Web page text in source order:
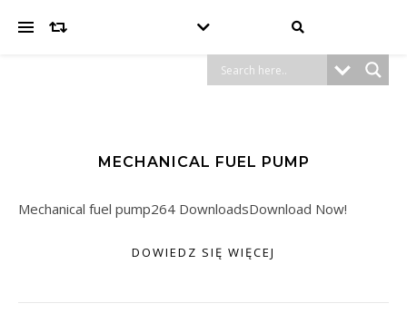
MECHANICAL FUEL PUMP
Mechanical fuel pump264 DownloadsDownload Now!
DOWIEDZ SIĘ WIĘCEJ